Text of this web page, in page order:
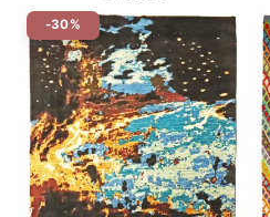
-30%